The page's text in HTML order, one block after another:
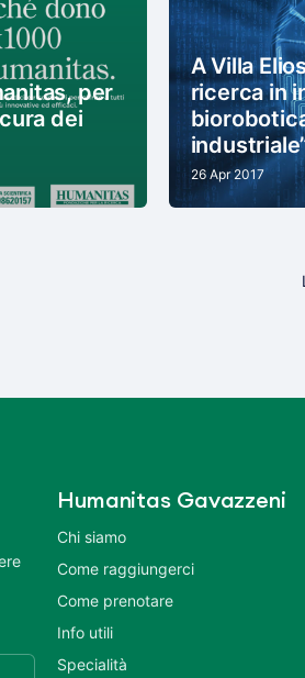
per
dei
A Villa
ricerca in
26 Apr 2017
Humanitas Gavazzeni
Chi siamo
Come raggiungerci
Come prenotare
Info utili
Specialità